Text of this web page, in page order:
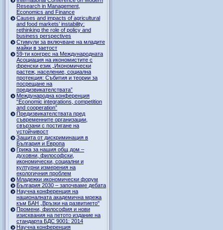
Research in Management,
Economics and Finance
Causes and impacts of agricultural
and food markets’ instability:
rethinking the role of policy and
business perspectives
Стимули за включване на младите
майки в заетост
59-ти конгрес на Международната
Асоциация на икономистите с
френски език „Икономически
растеж, население, социална
протекция: Събития и теории за
посрещане на
предизвикателствата”
Международна конференция
“Economic integrations, competition
and cooperation”
Предизвикателствата пред
съвременните организации,
свързани с постигане на
устойчивост
Защита от дискриминация в
България и Европа
Грижа за нашия общ дом –
духовни, философски,
икономически, социални и
културни измерения на
екологичния проблем
Младежки икономически форум
България 2030 – започваме дебата
Научна конференция на
националната академична мрежа
към БАН „Връзки на развитието"
Промени, философия и нови
изисквания на петото издание на
стандарта БДС 9001: 2014
Научна конференция